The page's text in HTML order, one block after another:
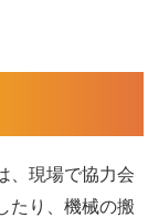
、現場で協力会
たり、機械の搬